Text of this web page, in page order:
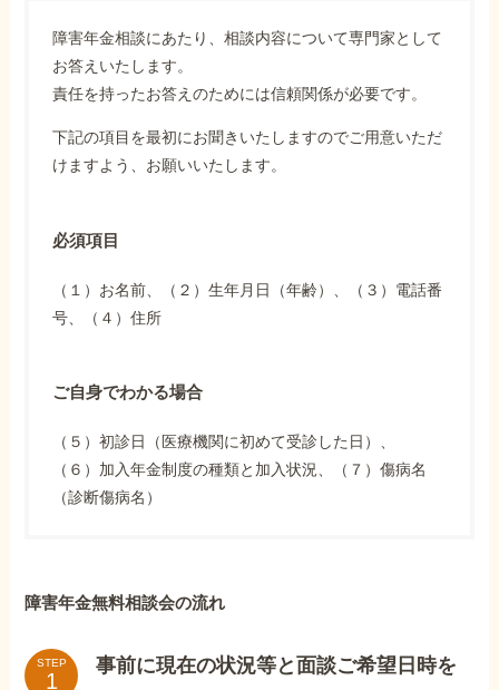
障害年金相談にあたり、相談内容について専門家として
お答えいたします。
責任を持ったお答えのためには信頼関係が必要です。
下記の項目を最初にお聞きいたしますのでご用意いただ
けますよう、お願いいたします。
必須項目
（１）お名前、（２）生年月日（年齢）、（３）電話番
号、（４）住所
ご自身でわかる場合
（５）初診日（医療機関に初めて受診した日）、
（６）加入年金制度の種類と加入状況、（７）傷病名
（診断傷病名）
障害年金無料相談会の流れ
STEP
事前に現在の状況等と面談ご希望日時を